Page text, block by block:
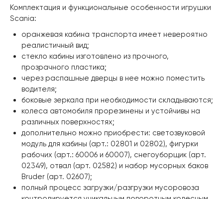
Комплектация и функциональные особенности игрушки
Scania:
оранжевая кабина транспорта имеет невероятно
реалистичный вид;
стекло кабины изготовлено из прочного,
прозрачного пластика;
через распашные дверцы в нее можно поместить
водителя;
боковые зеркала при необходимости складываются;
колеса автомобиля прорезинены и устойчивы на
различных поверхностях;
дополнительно можно приобрести: светозвуковой
модуль для кабины (арт.: 02801 и 02802), фигурки
рабочих (арт.: 60006 и 60007), снегоуборщик (арт.
02349), отвал (арт. 02582) и набор мусорных баков
Bruder (арт. 02607);
полный процесс загрузки/разгрузки мусоровоза